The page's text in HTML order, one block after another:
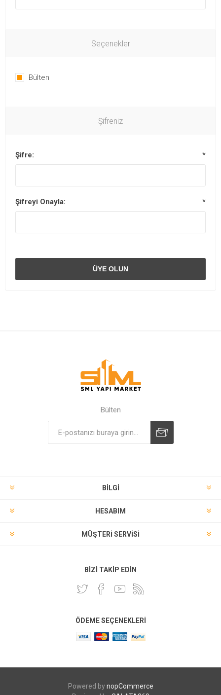
Seçenekler
Bülten
Şifreniz
Şifre: *
Şifreyi Onayla: *
Bülten
BILGI
HESABIM
MÜŞTERI SERVISI
BIZI TAKIP EDIN
ÖDEME SEÇENEKLERI
Powered bynopCommerce